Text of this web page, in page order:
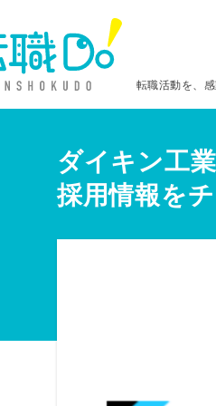
転職活動を、
ダイキン工
採用情報を